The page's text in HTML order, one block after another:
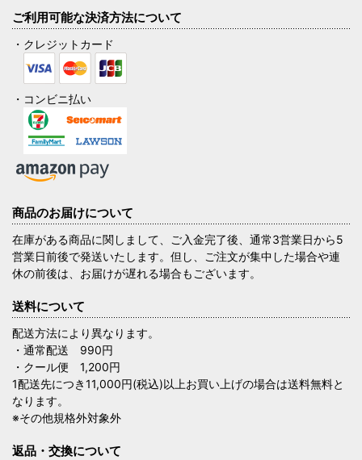
ご利用可能な決済方法について
・クレジットカード
・コンビニ払い
商品のお届けについて
在庫がある商品に関しまして、ご入金完了後、通常3営業日から5
営業日前後で発送いたします。但し、ご注文が集中した場合や連
休の前後は、お届けが遅れる場合もございます。
送料について
配送方法により異なります。
・通常配送 990円
・クール便 1,200円
1配送先につき11,000円(税込)以上お買い上げの場合は送料無料と
なります。
※その他規格外対象外
返品・交換について